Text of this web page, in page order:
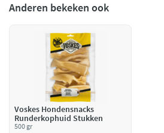
Anderen bekeken ook
Voskes Hondensnacks
Runderkophuid Stukken
500 gr